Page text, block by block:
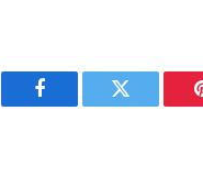
Facebook Twitter